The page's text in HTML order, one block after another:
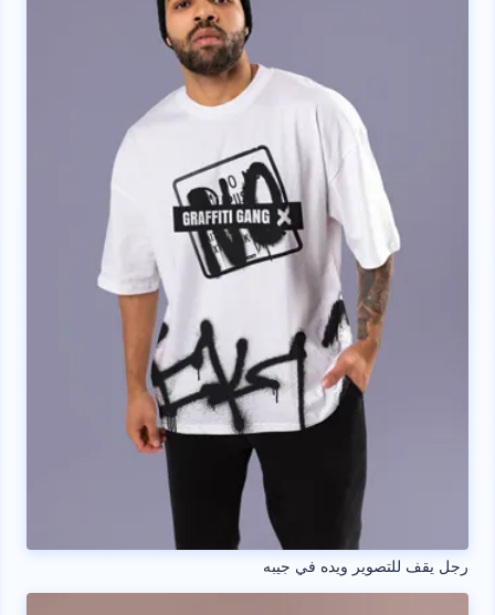
رجل يقف للتصوير ويده في جيبه